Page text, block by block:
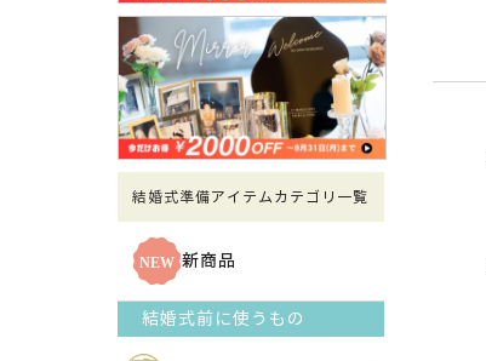
結婚式準備アイテムカテゴリ一覧
新商品
結婚式前に使うもの